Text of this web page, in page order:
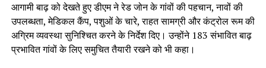
आगामी बाढ़ को देखते हुए डीएम ने रेड जोन के गांवों की पहचान, नावों की
उपलब्धता, मेडिकल कैंप, पशुओं के चारे, राहत सामग्री और कंट्रोल रूम की
अग्रिम व्यवस्था सुनिश्चित करने के निर्देश दिए। उन्होंने 183 संभावित बाढ़
प्रभावित गांवों के लिए समुचित तैयारी रखने को भी कहा।